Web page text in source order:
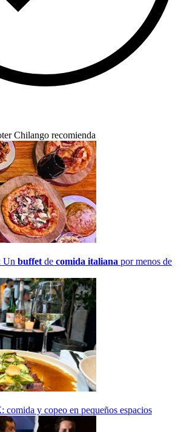
Chilango recomienda
Un buffet de comida italiana por menos de
: comida y copeo en pequeños espacios